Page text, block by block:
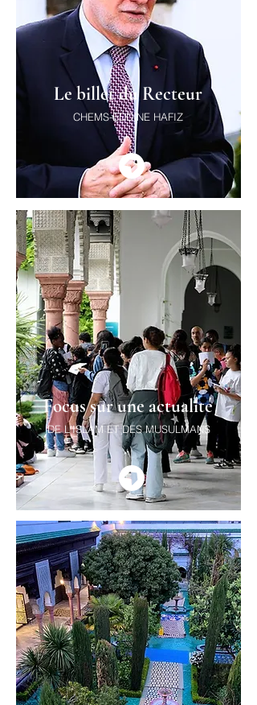
Le billet du Recteur
CHEMS-EDDINE HAFIZ
Focus sur une actualité
DE L'ISLAM ET DES MUSULMANS